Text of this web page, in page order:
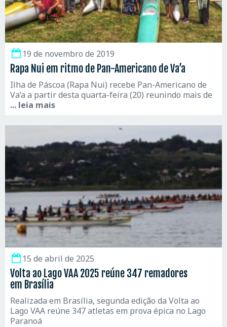
19 de novembro de 2019
Rapa Nui em ritmo de Pan-Americano de Va’a
Ilha de Páscoa (Rapa Nui) recebe Pan-Americano de
Va’a a partir desta quarta-feira (20) reunindo mais de
... leia mais
15 de abril de 2025
Volta ao Lago VAA 2025 reúne 347 remadores
em Brasília
Realizada em Brasília, segunda edição da Volta ao
Lago VAA reúne 347 atletas em prova épica no Lago
Paranoá